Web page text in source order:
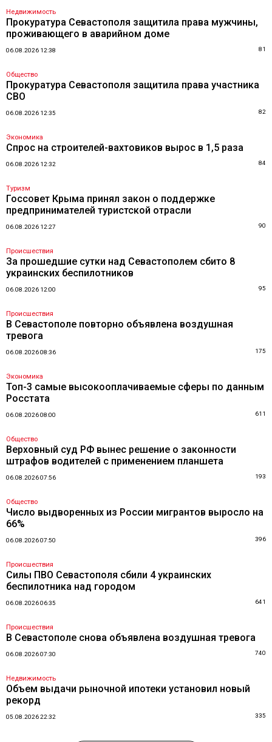
Недвижимость
Прокуратура Севастополя защитила права мужчины,
проживающего в аварийном доме
06.08.2026 12:38 81
Общество
Прокуратура Севастополя защитила права участника
СВО
06.08.2026 12:35 82
Экономика
Спрос на строителей-вахтовиков вырос в 1,5 раза
06.08.2026 12:32 84
Туризм
Госсовет Крыма принял закон о поддержке
предпринимателей туристской отрасли
06.08.2026 12:27 90
Происшествия
За прошедшие сутки над Севастополем сбито 8
украинских беспилотников
06.08.2026 12:00 95
Происшествия
В Севастополе повторно объявлена воздушная
тревога
06.08.2026 08:36 175
Экономика
Топ-3 самые высокооплачиваемые сферы по данным
Росстата
06.08.2026 08:00 611
Общество
Верховный суд РФ вынес решение о законности
штрафов водителей с применением планшета
06.08.2026 07:56 193
Общество
Число выдворенных из России мигрантов выросло на
66%
06.08.2026 07:50 396
Происшествия
Силы ПВО Севастополя сбили 4 украинских
беспилотника над городом
06.08.2026 06:35 641
Происшествия
В Севастополе снова объявлена воздушная тревога
06.08.2026 07:30 740
Недвижимость
Объем выдачи рыночной ипотеки установил новый
рекорд
05.08.2026 22:32 335